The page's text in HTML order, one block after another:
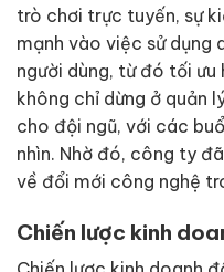
trò chơi trực tuyến, sự
mạnh vào việc sử dụng
người dùng, từ đó tối ưu
không chỉ dừng ở quản
cho đội ngũ, với các
nhìn. Nhờ đó, công ty
về đổi mới công nghệ
Chiến lược kinh